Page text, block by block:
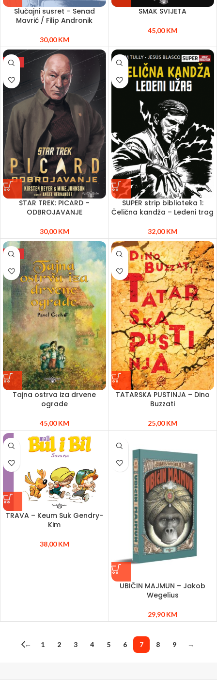
Slučajni susret – Senad
Mavrić / Filip Andronik
30,00KM
SMAK SVIJETA
45,00KM
NEW
STAR TREK: PICARD –
ODBROJAVANJE
30,00KM
SUPER strip biblioteka 1:
Čelična kandža – Ledeni trag
32,00KM
NEW
Tajna ostrva iza drvene
ograde
45,00KM
TATARSKA PUSTINJA – Dino
Buzzati
25,00KM
TRAVA – Keum Suk Gendry-
Kim
38,00KM
UBIČIN MAJMUN – Jakob
Wegelius
29,90KM
← 1 2 3 4 5 6 7 8 9 →